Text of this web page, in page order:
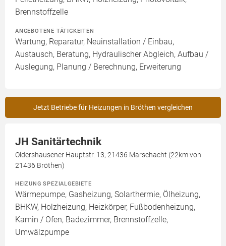
Brennstoffzelle
ANGEBOTENE TÄTIGKEITEN
Wartung, Reparatur, Neuinstallation / Einbau,
Austausch, Beratung, Hydraulischer Abgleich, Aufbau /
Auslegung, Planung / Berechnung, Erweiterung
Jetzt Betriebe für Heizungen in Bröthen vergleichen
JH Sanitärtechnik
Oldershausener Hauptstr. 13, 21436 Marschacht (22km von
21436 Bröthen)
HEIZUNG SPEZIALGEBIETE
Wärmepumpe, Gasheizung, Solarthermie, Ölheizung,
BHKW, Holzheizung, Heizkörper, Fußbodenheizung,
Kamin / Ofen, Badezimmer, Brennstoffzelle,
Umwälzpumpe